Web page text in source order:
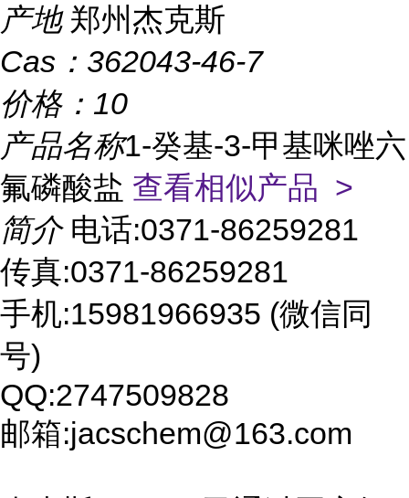
产地 郑州杰克斯
Cas： 362043-46-7
价格： 10
产品名称1-癸基-3-甲基咪唑六
氟磷酸盐 查看相似产品 >
简介 电话:0371-86259281
传真:0371-86259281
手机:15981966935 (微信同
号)
QQ:2747509828
邮箱:jacschem@163.com